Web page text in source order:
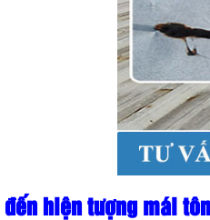
đến hiện tượng mái